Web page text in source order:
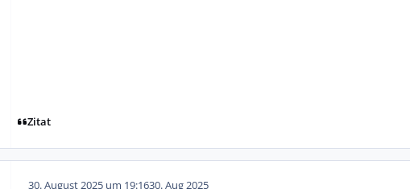
Zitat
30. August 2025 um 19:1630. Aug 2025